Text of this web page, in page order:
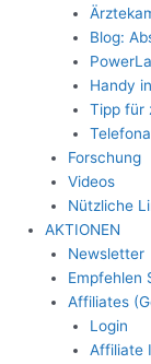
Blog:
Handy
Tipp für
Forschung
Videos
Nützliche
AKTIONEN
Newsletter
Empfehlen
Affiliates
Login
Affiliate